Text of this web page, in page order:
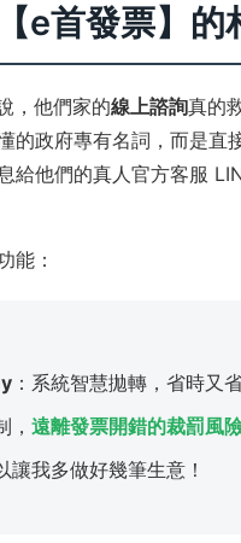
e首發票】的
，他們家的線上諮詢真的
的政府專有名詞，而是直
給他們的真人官方客服
能：
：系統智慧拋轉，省時又省
，遠離發票開錯的裁罰風
讓我多做好幾筆生意！